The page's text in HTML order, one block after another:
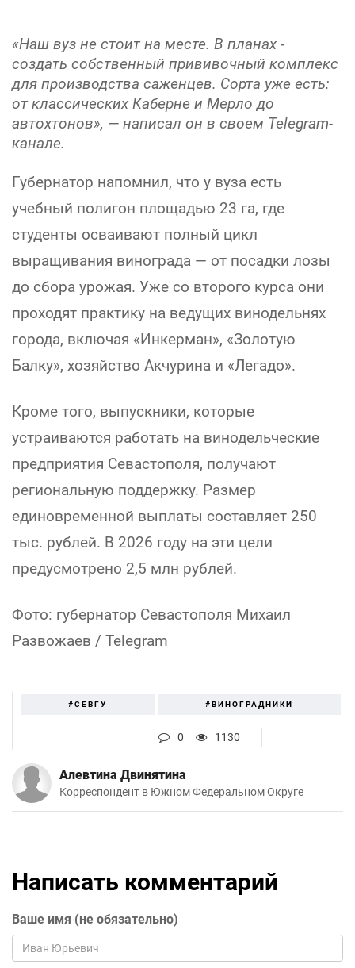
«Наш вуз не стоит на месте. В планах -
создать собственный прививочный комплекс
для производства саженцев. Сорта уже есть:
от классических Каберне и Мерло до
автохтонов», — написал он в своем Telegram-
канале.
Губернатор напомнил, что у вуза есть
учебный полигон площадью 23 га, где
студенты осваивают полный цикл
выращивания винограда — от посадки лозы
до сбора урожая. Уже со второго курса они
проходят практику на ведущих винодельнях
города, включая «Инкерман», «Золотую
Балку», хозяйство Акчурина и «Легадо».
Кроме того, выпускники, которые
устраиваются работать на винодельческие
предприятия Севастополя, получают
региональную поддержку. Размер
единовременной выплаты составляет 250
тыс. рублей. В 2026 году на эти цели
предусмотрено 2,5 млн рублей.
Фото: губернатор Севастополя Михаил
Развожаев / Telegram
#СЕВГУ #ВИНОГРАДНИКИ
0 1130
Алевтина Двинятина
Корреспондент в Южном Федеральном Округе
Написать комментарий
Ваше имя (не обязательно)